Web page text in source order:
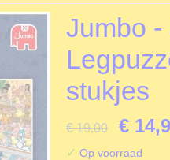
Jumbo -
stukjes
€ 19,00 €
✓ Op voorraad